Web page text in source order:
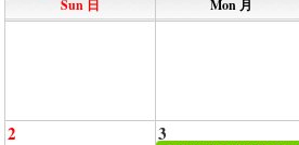
Sun 日 Mon 月
2 3